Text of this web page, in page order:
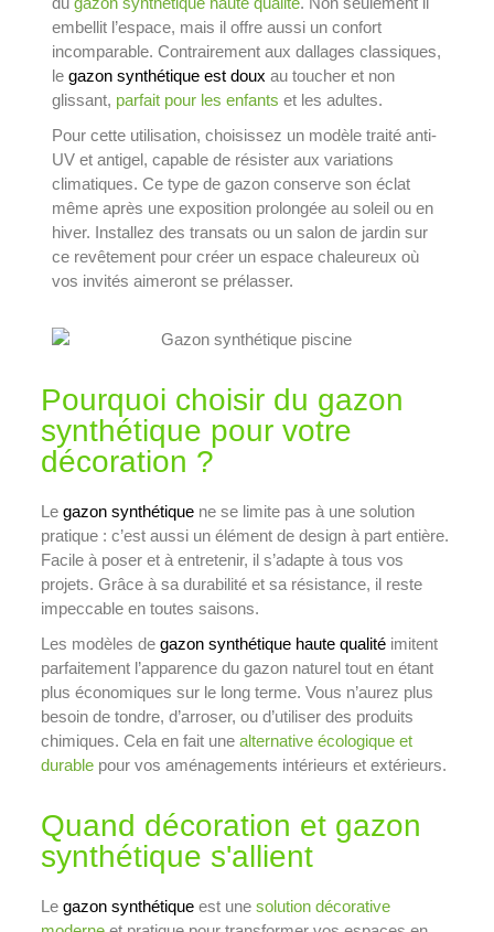
embellit l’espace, mais il offre aussi un confort
incomparable. Contrairement aux dallages classiques,
le gazon synthétique est doux au toucher et non
glissant, parfait pour les enfants et les adultes.
Pour cette utilisation, choisissez un modèle traité anti-
UV et antigel, capable de résister aux variations
climatiques. Ce type de gazon conserve son éclat
même après une exposition prolongée au soleil ou en
hiver. Installez des transats ou un salon de jardin sur
ce revêtement pour créer un espace chaleureux où
vos invités aimeront se prélasser.
Pourquoi choisir du gazon
synthétique pour votre
décoration ?
Le gazon synthétiquene se limite pas à une solution
pratique : c’est aussi un élément de design à part entière.
Facile à poser et à entretenir, il s’adapte à tous vos
projets. Grâce à sa durabilité et sa résistance, il reste
impeccable en toutes saisons.
Les modèles de gazon synthétique haute qualitéimitent
parfaitement l’apparence du gazon naturel tout en étant
plus économiques sur le long terme. Vous n’aurez plus
besoin de tondre, d’arroser, ou d’utiliser des produits
chimiques. Cela en fait une alternative écologique et
durablepour vos aménagements intérieurs et extérieurs.
Quand décoration et gazon
synthétique s'allient
Le gazon synthétiqueest une solution décorative